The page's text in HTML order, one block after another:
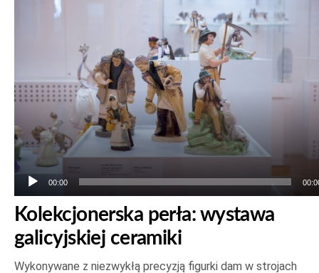
00:00
Kolekcjonerska perła: wystawa
galicyjskiej ceramiki
Wykonywane z niezwykłą precyzją figurki dam w strojach